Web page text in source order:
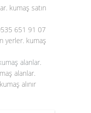
kumaş satın
651 91 07
yerler. kumaş
alanlar.
alanlar.
alınır